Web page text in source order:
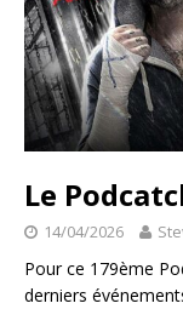
Le
14/04/2026
Pour ce 179ème
derniers